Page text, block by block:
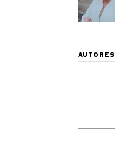
AUTORES